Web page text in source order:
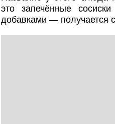
это запечённые
добавками — получается